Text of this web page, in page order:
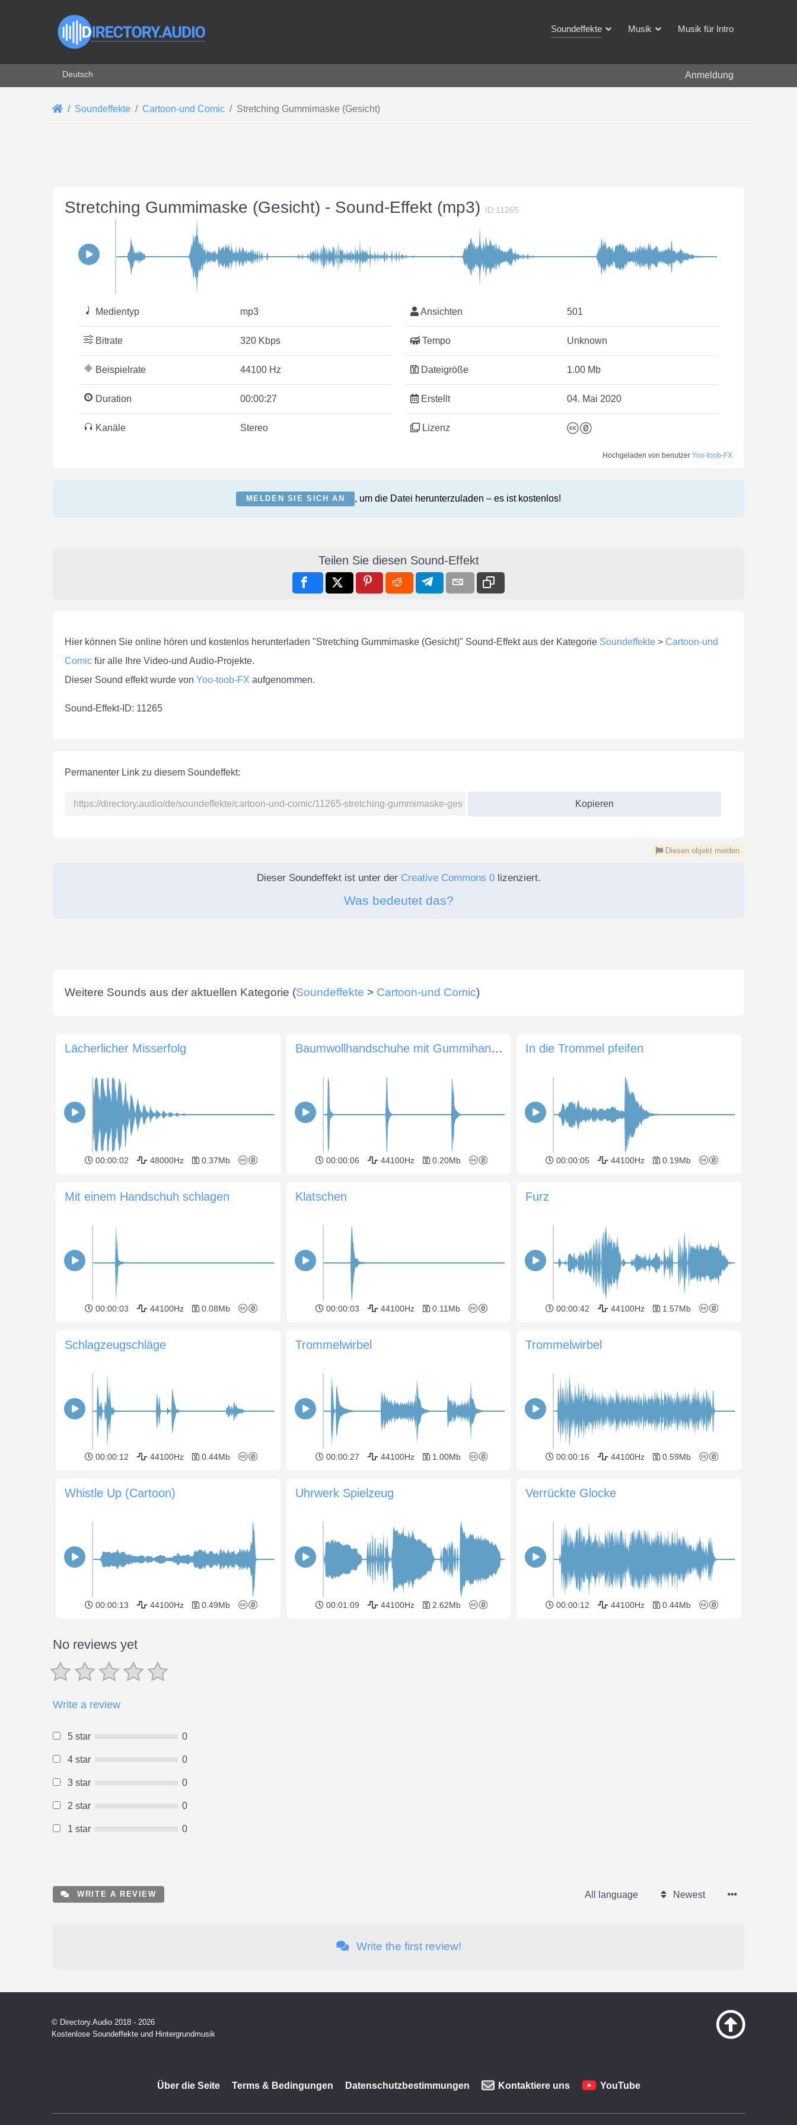
Soundeffekte Musik Musik für Intro
Sprache auswählen
Deutsch Anmeldung
Soundeffekte Cartoon-und Comic Stretching Gummimaske (Gesicht)
Stretching Gummimaske (Gesicht) - Sound-Effekt (mp3) ID:11265
Medientyp mp3
Bitrate 320 Kbps
Beispielrate 44100 Hz
Duration 00:00:27
Kanäle Stereo
Ansichten 501
Tempo Unknown
Dateigröße 1.00 Mb
Erstellt 04. Mai 2020
Lizenz
Hochgeladen von benutzer Yoo-toob-FX
MELDEN SIE SICH AN , um die Datei herunterzuladen – es ist kostenlos!
Teilen Sie diesen Sound-Effekt
Hier können Sie online hören und kostenlos herunterladen "Stretching Gummimaske (Gesicht)" Sound-Effekt aus der Kategorie Soundeffekte > Cartoon-und
Comic für alle Ihre Video-und Audio-Projekte.
Dieser Sound effekt wurde von Yoo-toob-FX aufgenommen.
Sound-Effekt-ID: 11265
Permanenter Link zu diesem Soundeffekt:
Kopieren
Diesen objekt melden
Dieser Soundeffekt ist unter der Creative Commons 0lizenziert.
Was bedeutet das?
Weitere Sounds aus der aktuellen Kategorie (Soundeffekte > Cartoon-und Comic)
Lächerlicher Misserfolg
00:00:02 48000Hz 0.37Mb
Baumwollhandschuhe mit Gummihandschuhen
00:00:06 44100Hz 0.20Mb
In die Trommel pfeifen
00:00:05 44100Hz 0.19Mb
Mit einem Handschuh schlagen
00:00:03 44100Hz 0.08Mb
Klatschen
00:00:03 44100Hz 0.11Mb
Furz
00:00:42 44100Hz 1.57Mb
Schlagzeugschläge
00:00:12 44100Hz 0.44Mb
Trommelwirbel
00:00:27 44100Hz 1.00Mb
Trommelwirbel
00:00:16 44100Hz 0.59Mb
Whistle Up (Cartoon)
00:00:13 44100Hz 0.49Mb
Uhrwerk Spielzeug
00:01:09 44100Hz 2.62Mb
Verrückte Glocke
00:00:12 44100Hz 0.44Mb
No reviews yet
Write a review
5 star 0
4 star 0
3 star 0
2 star 0
1 star 0
WRITE A REVIEW All language Newest
Write the first review!
© Directory.Audio 2018 - 2026
Kostenlose Soundeffekte und Hintergrundmusik
Über die Seite Terms & Bedingungen Datenschutzbestimmungen Kontaktiere uns YouTube